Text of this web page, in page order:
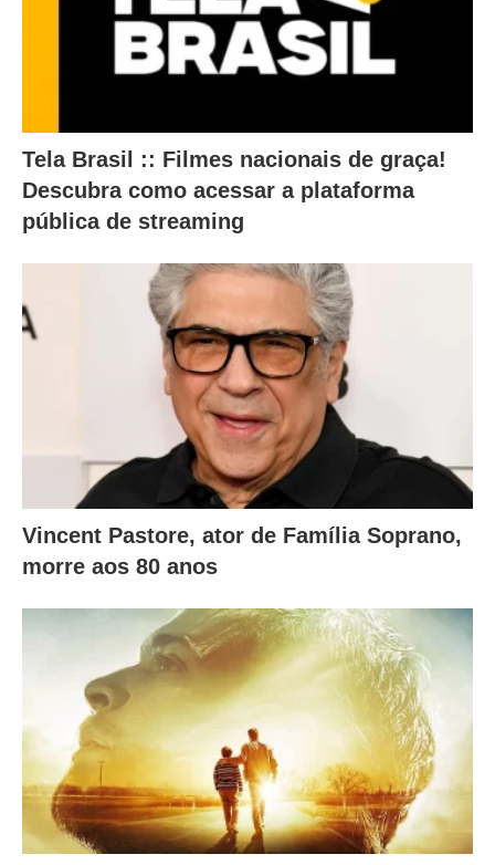
o
a
b
x
Tela Brasil :: Filmes nacionais de graça!
Descubra como acessar a plataforma
pública de streaming
Vincent Pastore, ator de Família Soprano,
morre aos 80 anos